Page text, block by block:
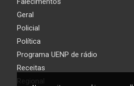
Geral
Policial
Política
Programa UENP de rádio
Receitas
Regional